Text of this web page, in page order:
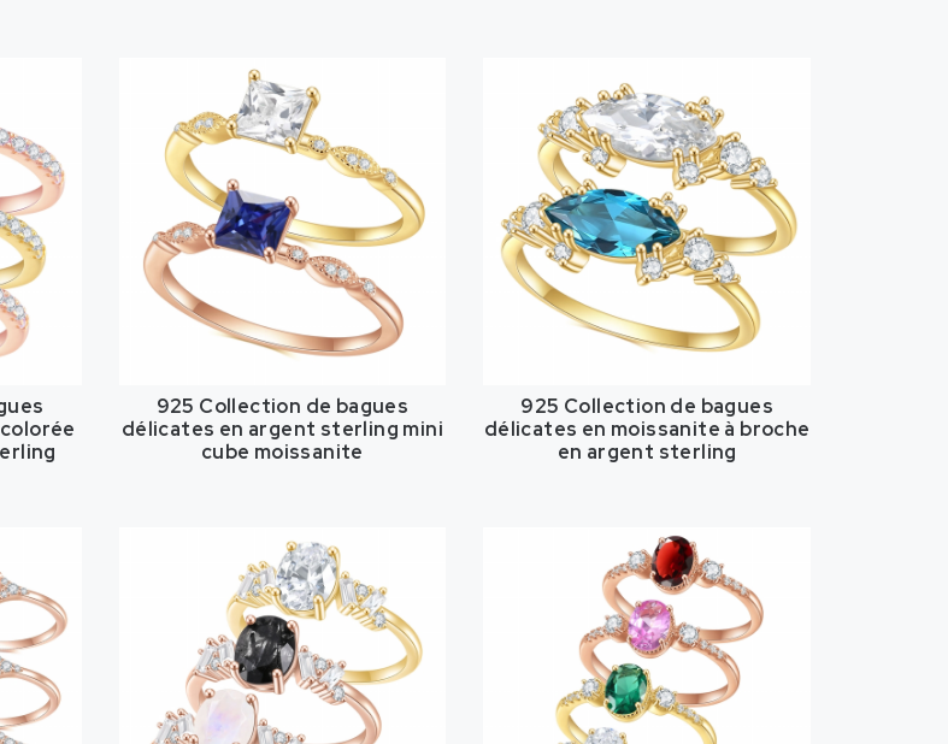
925 Collection de bagues
délicates en argent sterling mini
cube moissanite
925 Collection de bagues
délicates en moissanite à broche
en argent sterling